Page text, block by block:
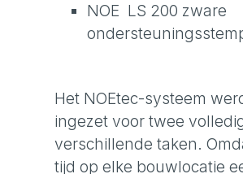
NOE LS 200 zware
Het NOEtec-systeem
ingezet voor twee
verschillende taken.
tijd op elke bouwlocatie